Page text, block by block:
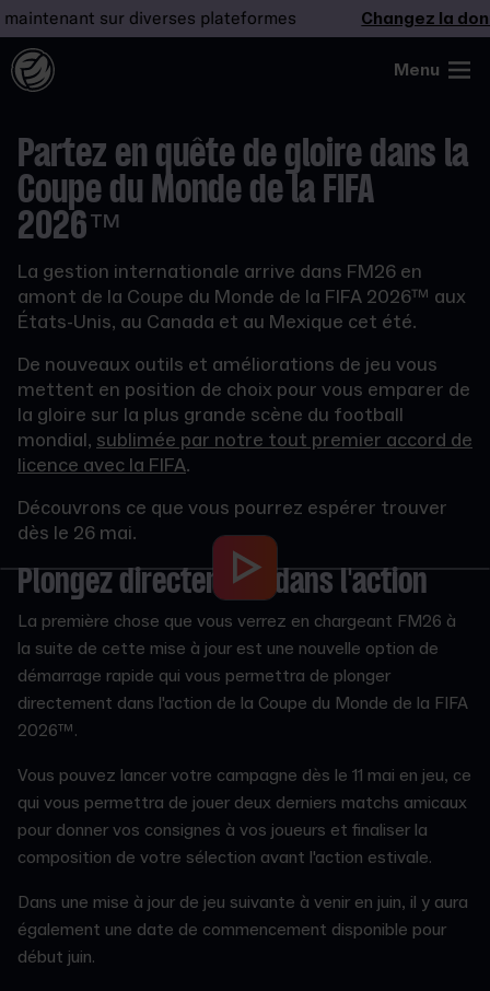
sur diverses plateformes Changez la donne –
Menu
Partez en quête de gloire dans la
Coupe du Monde de la FIFA
2026™
La gestion internationale arrive dans FM26 en
amont de la Coupe du Monde de la FIFA 2026™ aux
États-Unis, au Canada et au Mexique cet été.
De nouveaux outils et améliorations de jeu vous
mettent en position de choix pour vous emparer de
la gloire sur la plus grande scène du football
mondial, sublimée par notre tout premier accord de
licence avec la FIFA.
Découvrons ce que vous pourrez espérer trouver
dès le 26 mai.
Plongez directement dans l'action
La première chose que vous verrez en chargeant FM26 à
la suite de cette mise à jour est une nouvelle option de
démarrage rapide qui vous permettra de plonger
directement dans l'action de la Coupe du Monde de la FIFA
2026™.
Vous pouvez lancer votre campagne dès le 11 mai en jeu, ce
qui vous permettra de jouer deux derniers matchs amicaux
pour donner vos consignes à vos joueurs et finaliser la
composition de votre sélection avant l'action estivale.
Dans une mise à jour de jeu suivante à venir en juin, il y aura
également une date de commencement disponible pour
début juin.